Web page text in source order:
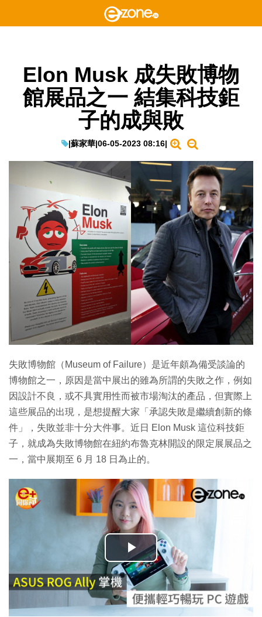
Elon Musk 成失敗博物
館展品之一 結集科技鉅
子的成與敗
|蘇家華|06-05-2023 08:16|
失敗博物館（Museum of Failure）是近年頗為備受談論的
博物館之一，原因是當中展出的雖為所謂的失敗之作，例如
因設計不良，或不具實用性而被市場淘汰的產品，但實際上
這些展品的出現，是想提醒大家「承認失敗是繼續創新的條
件」，失敗並非十分大件事。近日 Elon Musk 這位科技鉅
子，就成為失敗博物館在紐約布魯克林開設的限定展展品之
一，當中展期至 6 月 18 日為止的。
播
放